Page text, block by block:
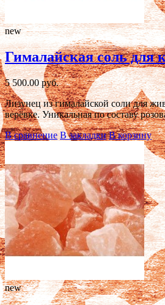
new
Гималайская соль для
5 500.00 руб.
Лизунец из гималайской соли для
верёвке. Уникальная по составу
В сравнение В закладки В корзину
new